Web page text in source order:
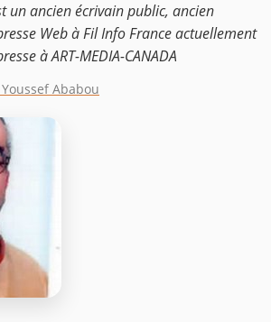
un ancien écrivain public, ancien
Web à Fil Info France actuellement
à ART-MEDIA-CANADA
Ababou